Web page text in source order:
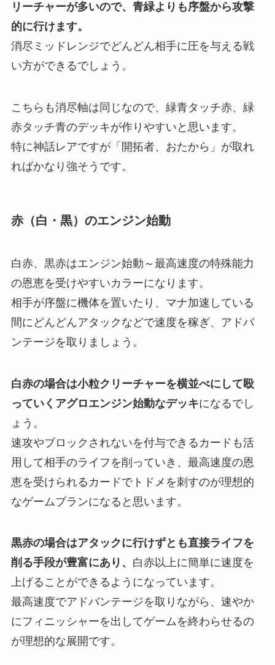
リーチャーが多いので、青緑よりも序盤から攻撃
的に行けます。
消尽ミッドレンジでどんどん相手に圧を与える戦
い方ができるでしょう。
こちらも消尽軸は同じなので、緑青タッチ赤、緑
赤タッチ青のデッキが作りやすいと思います。
特に神話レアですが「開拓者、おたから」が取れ
ればかなり強そうです。
赤（白・黒）のエンジン始動
白赤、黒赤はエンジン始動～最高速度の特殊能力
の恩恵を受けやすいカラーになります。
相手が序盤に機体を置いたり、マナ加速している
間にどんどんアタックなどで速度を稼ぎ、アドバ
ンテージを取りましょう。
白赤の場合は小粒クリーチャーを横並べにして殴
っていくアグロエンジン始動なデッキになるでし
ょう。
速攻やブロックされないを付与できるカードも活
用して相手のライフを削っていき、最高速度の恩
恵を受けられるカードでトドメを刺すのが理想的
なゲームプランになると思います。
黒赤の場合はアタックに行けずとも直接ライフを
削る手段が豊富にあり、 白赤以上に簡単に速度を
上げることができるようになっています。
最高速度でアドバンテージを取りながら、速やか
にフィニッシャーを出してゲームを終わらせるの
が理想的な展開です。